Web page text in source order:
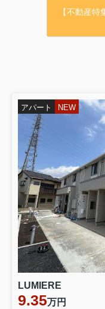
・その他諸条
詳細は下記
【アットホーム
谷（岩槻駅） 2
さいたま市岩槻
ｅｓｉｄｅ岩槻
【不動産
アパート NEW
LUMIERE
9.35万円